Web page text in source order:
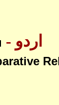
- اردو